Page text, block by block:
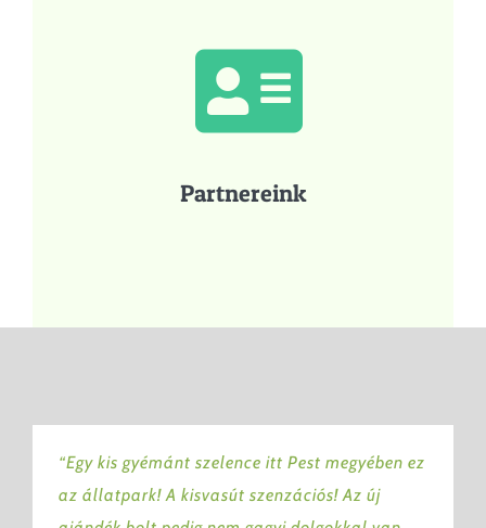
Partnereink
“Egy kis gyémánt szelence itt Pest megyében ez
az állatpark! A kisvasút szenzációs! Az új